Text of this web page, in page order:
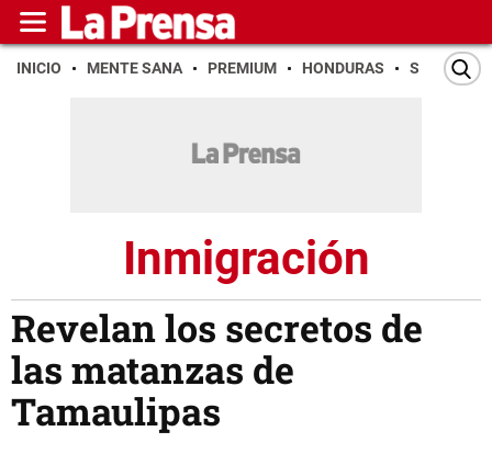
INICIO MENTE SANA PREMIUM HONDURAS SAN PEDRO
Inmigración
Revelan los secretos de
las matanzas de
Tamaulipas